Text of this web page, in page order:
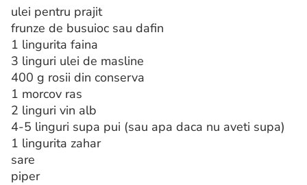
ulei pentru prajit
frunze de busuioc sau dafin
1 lingurita faina
3 linguri ulei de masline
400 g rosii din conserva
1 morcov ras
2 linguri vin alb
4-5 linguri supa pui (sau apa daca nu aveti supa)
1 lingurita zahar
sare
piper